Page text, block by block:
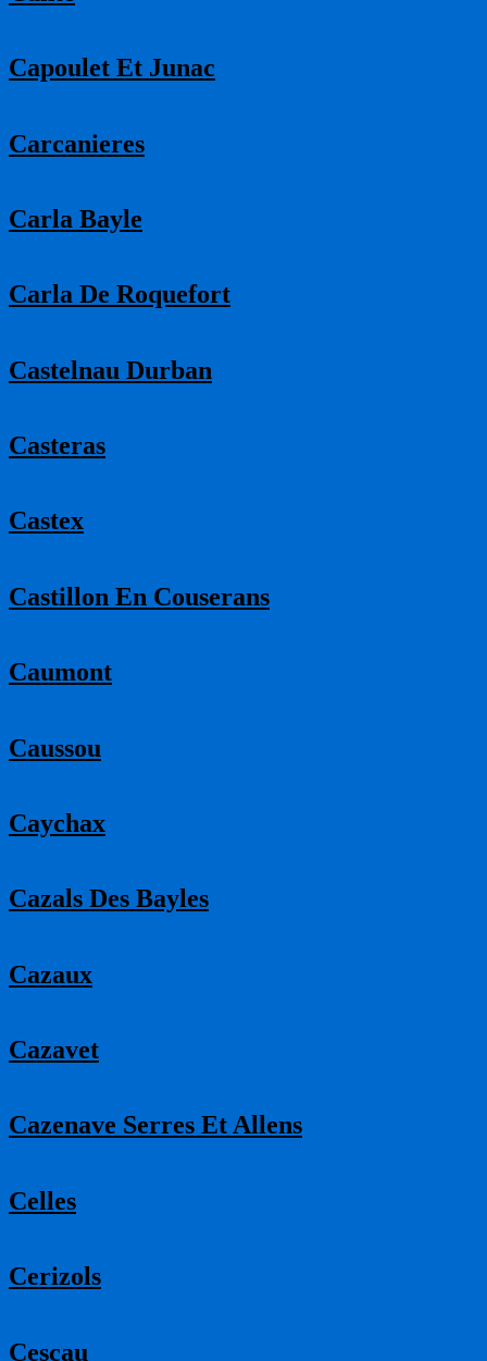
Capoulet Et Junac
Carcanieres
Carla Bayle
Carla De Roquefort
Castelnau Durban
Casteras
Castex
Castillon En Couserans
Caumont
Caussou
Caychax
Cazals Des Bayles
Cazaux
Cazavet
Cazenave Serres Et Allens
Celles
Cerizols
Cescau